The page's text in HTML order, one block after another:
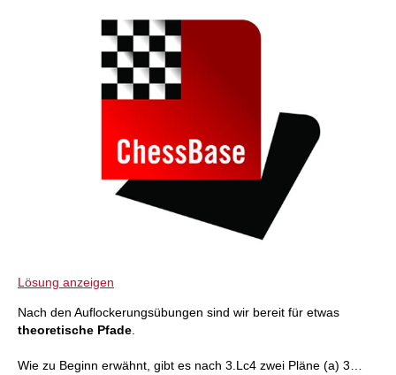
Lösung anzeigen
Nach den Auflockerungsübungen sind wir bereit für etwas
theoretische Pfade
Wie zu Beginn erwähnt, gibt es nach 3.Lc4 zwei Pläne (a) 3…